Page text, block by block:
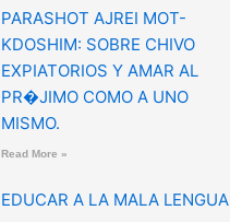
PARASHOT AJREI MOT-
KDOSHIM: SOBRE CHIVO
EXPIATORIOS Y AMAR AL
PR�JIMO COMO A UNO
MISMO.
Read More »
EDUCAR A LA MALA LENGUA